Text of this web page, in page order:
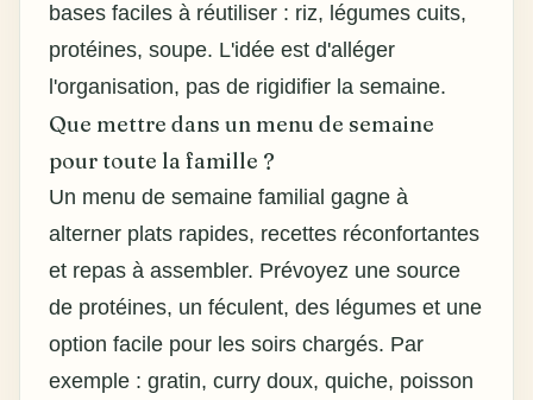
bases faciles à réutiliser : riz, légumes cuits,
protéines, soupe. L'idée est d'alléger
l'organisation, pas de rigidifier la semaine.
Que mettre dans un menu de semaine
pour toute la famille ?
Un menu de semaine familial gagne à
alterner plats rapides, recettes réconfortantes
et repas à assembler. Prévoyez une source
de protéines, un féculent, des légumes et une
option facile pour les soirs chargés. Par
exemple : gratin, curry doux, quiche, poisson